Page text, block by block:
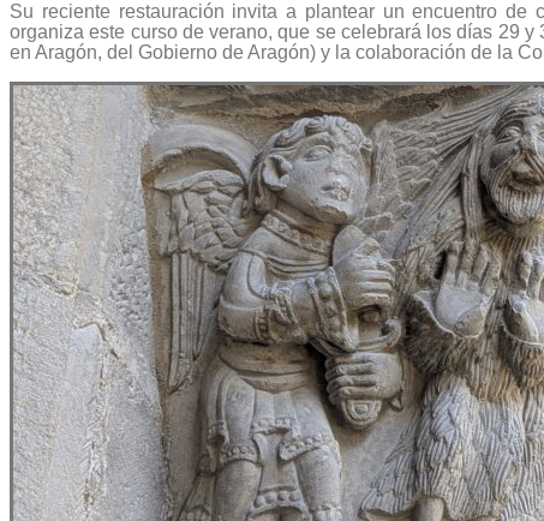
Su reciente restauración invita a plantear un encuentro de
organiza este curso de verano, que se celebrará los días 29
en Aragón, del Gobierno de Aragón) y la colaboración de la